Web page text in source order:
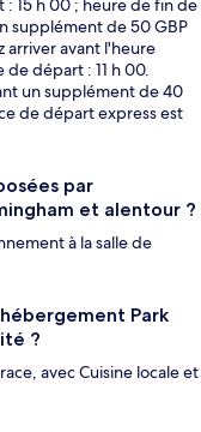
15 h 00 ; heure de fin de
supplément de 50 GBP
arriver avant l'heure
départ : 11 h 00.
un supplément de 40
de départ express est
par
et alentour ?
à la salle de
Park
?
avec Cuisine locale et